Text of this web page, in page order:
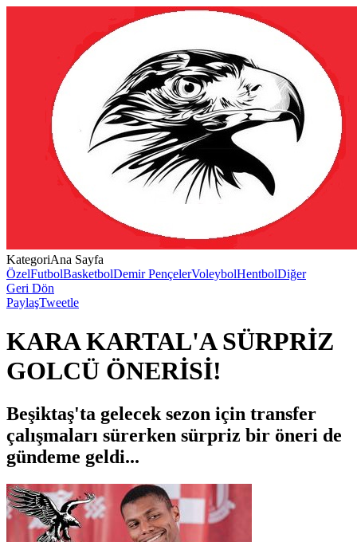
KategoriAna Sayfa
ÖzelFutbolBasketbolDemir PençelerVoleybolHentbolDiğer
Geri Dön
PaylaşTweetle
KARA KARTAL'A SÜRPRİZ
GOLCÜ ÖNERİSİ!
Beşiktaş'ta gelecek sezon için transfer
çalışmaları sürerken sürpriz bir öneri de
gündeme geldi...